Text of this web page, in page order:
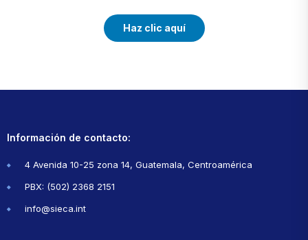
Haz clic aquí
Información de contacto:
4 Avenida 10-25 zona 14, Guatemala, Centroamérica
PBX: (502) 2368 2151
info@sieca.int